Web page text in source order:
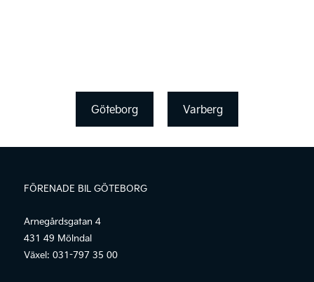
Göteborg Varberg
FÖRENADE BIL GÖTEBORG
Arnegårdsgatan 4
431 49 Mölndal
Växel: 031-797 35 00